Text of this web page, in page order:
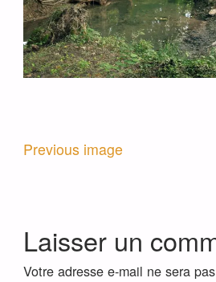
Previous image
Laisser un
Votre adresse e-mail ne sera